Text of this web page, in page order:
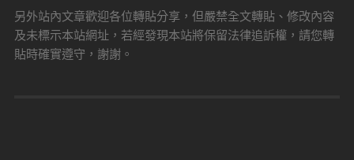
另外站內文章歡迎各位轉貼分享，但嚴禁全文轉貼、修改內容
及未標示本站網址，若經發現本站將保留法律追訴權，請您轉
貼時確實遵守，謝謝。